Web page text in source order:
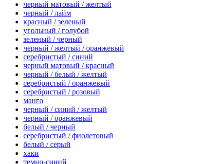
черный матовый / желтый
черный / лайм
красный / зеленый
угольный / голубой
зеленый / черный
черный / желтый / оранжевый
серебристый / синий
черный матовый / красный
черный / белый / желтый
серебристый / оранжевый
серебристый / розовый
манго
черный / синий / желтый
черный / оранжевый
белый / черный
серебристый / фиолетовый
белый / серый
хаки
темно-синий